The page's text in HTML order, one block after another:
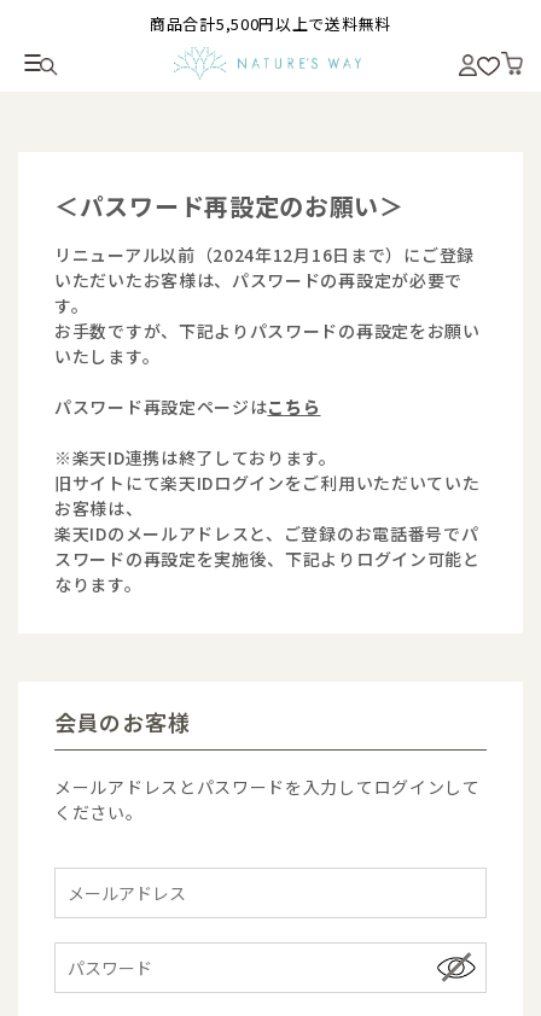
商品合計5,500円以上で送料無料
＜パスワード再設定のお願い＞
リニューアル以前（2024年12月16日まで）にご登録
いただいたお客様は、パスワードの再設定が必要で
す。
お手数ですが、下記よりパスワードの再設定をお願い
いたします。
パスワード再設定ページはこちら
※楽天ID連携は終了しております。
旧サイトにて楽天IDログインをご利用いただいていた
お客様は、
楽天IDのメールアドレスと、ご登録のお電話番号でパ
スワードの再設定を実施後、下記よりログイン可能と
なります。
会員のお客様
メールアドレスとパスワードを入力してログインして
ください。